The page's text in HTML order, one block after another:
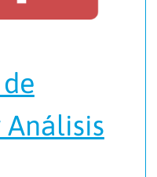
Análisis